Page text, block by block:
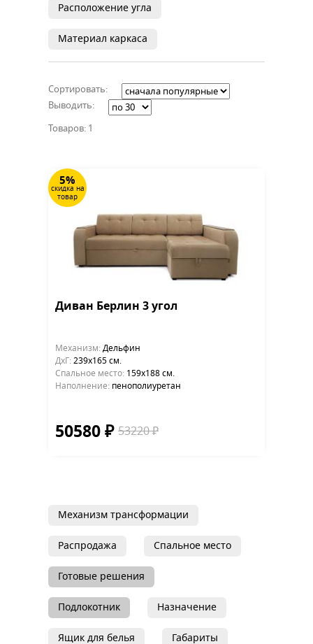
Расположение угла
Материал каркаса
Сортировать:
Выводить:
Товаров: 1
5%
скидка на
товар
Диван Берлин 3 угол
Механизм: Дельфин
ДхГ: 239х165 см.
Cпальное место: 159х188 см.
Наполнение: пенополиуретан
50580 ₽ 53220 ₽
Механизм трансформации
Распродажа Спальное место
Готовые решения
Подлокотник Назначение
Ящик для белья Габариты